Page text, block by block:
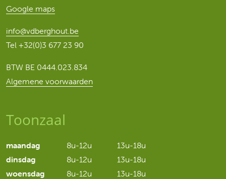
Google maps
info@vdberghout.be
Tel +32(0)3 677 23 90
BTW BE 0444.023.834
Algemene voorwaarden
Toonzaal
maandag 8u-12u
13u-18u
dinsdag
8u-12u
13u-18u
woensdag
8u-12u
13u-18u